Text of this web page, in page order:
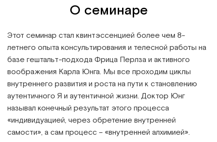
О семинаре
Этот семинар стал квинтэссенцией более чем 8-
летнего опыта консультирования и телесной работы на
базе гештальт-подхода Фрица Перлза и активного
воображения Карла Юнга. Мы все проходим циклы
внутреннего развития и роста на пути к становлению
аутентичного Я и аутентичной жизни. Доктор Юнг
называл конечный результат этого процесса
«индивидуацией, через обретение внутренней
самости», а сам процесс – «внутренней алхимией».